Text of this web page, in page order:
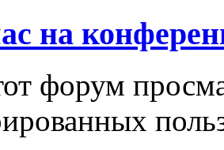
на
форум